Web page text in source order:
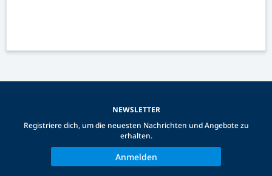
NEWSLETTER
Registriere dich, um die neuesten Nachrichten und Angebote zu
erhalten.
Anmelden